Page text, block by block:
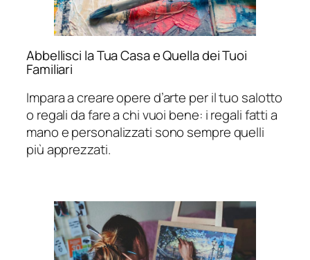
Abbellisci la Tua Casa e Quella dei Tuoi
Familiari
Impara a creare opere d’arte per il tuo salotto
o regali da fare a chi vuoi bene: i regali fatti a
mano e personalizzati sono sempre quelli
più apprezzati.